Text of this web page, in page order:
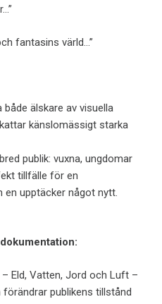
fantasins värld…”
älskare av visuella
känslomässigt starka
publik: vuxna, ungdomar
tillfälle för en
upptäcker något nytt.
Eld, Vatten, Jord och Luft –
publikens tillstånd